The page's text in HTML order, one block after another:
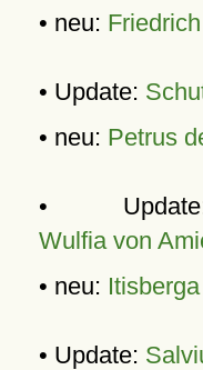
• neu:
• Update:
• neu: Petrus
•
Wulfia von
• neu:
• Update: